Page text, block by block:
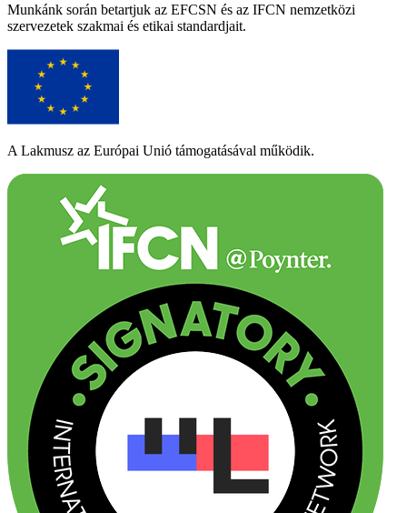
Munkánk során betartjuk az EFCSN és az IFCN nemzetközi
szervezetek szakmai és etikai standardjait.
A Lakmusz az Európai Unió támogatásával működik.